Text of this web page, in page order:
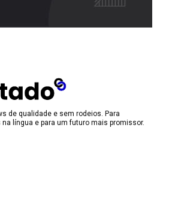
de qualidade e sem rodeios. Para
língua e para um futuro mais promissor.